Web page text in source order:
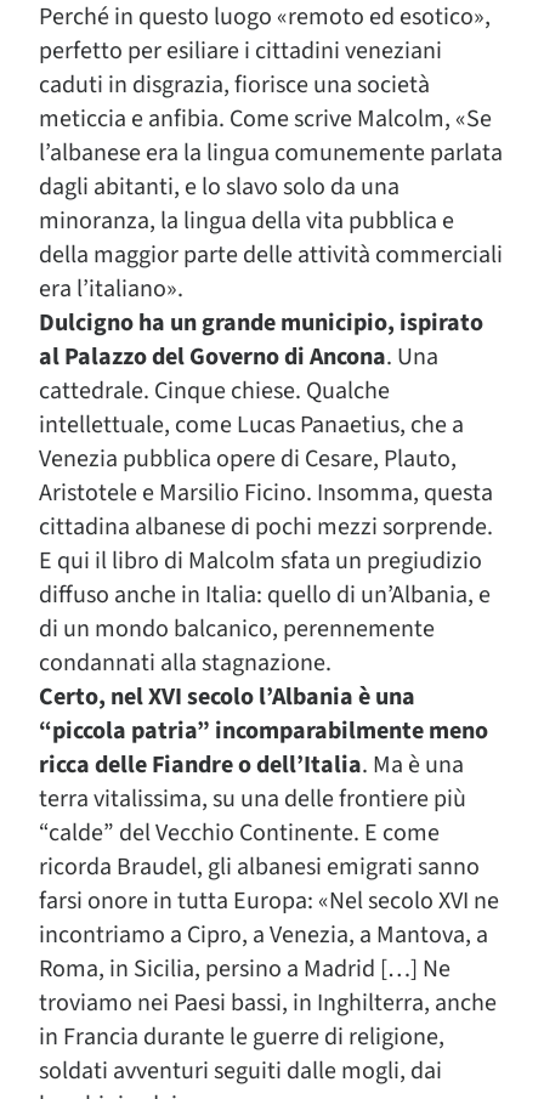
Perché in questo luogo «remoto ed esotico»,
perfetto per esiliare i cittadini veneziani
caduti in disgrazia, fiorisce una società
meticcia e anfibia. Come scrive Malcolm, «Se
l’albanese era la lingua comunemente parlata
dagli abitanti, e lo slavo solo da una
minoranza, la lingua della vita pubblica e
della maggior parte delle attività commerciali
era l’italiano».
Dulcigno ha un grande municipio, ispirato
al Palazzo del Governo di Ancona. Una
cattedrale. Cinque chiese. Qualche
intellettuale, come Lucas Panaetius, che a
Venezia pubblica opere di Cesare, Plauto,
Aristotele e Marsilio Ficino. Insomma, questa
cittadina albanese di pochi mezzi sorprende.
E qui il libro di Malcolm sfata un pregiudizio
diffuso anche in Italia: quello di un’Albania, e
di un mondo balcanico, perennemente
condannati alla stagnazione.
Certo, nel XVI secolo l’Albania è una
“piccola patria” incomparabilmente meno
ricca delle Fiandre o dell’Italia. Ma è una
terra vitalissima, su una delle frontiere più
“calde” del Vecchio Continente. E come
ricorda Braudel, gli albanesi emigrati sanno
farsi onore in tutta Europa: «Nel secolo XVI ne
incontriamo a Cipro, a Venezia, a Mantova, a
Roma, in Sicilia, persino a Madrid […] Ne
troviamo nei Paesi bassi, in Inghilterra, anche
in Francia durante le guerre di religione,
soldati avventuri seguiti dalle mogli, dai